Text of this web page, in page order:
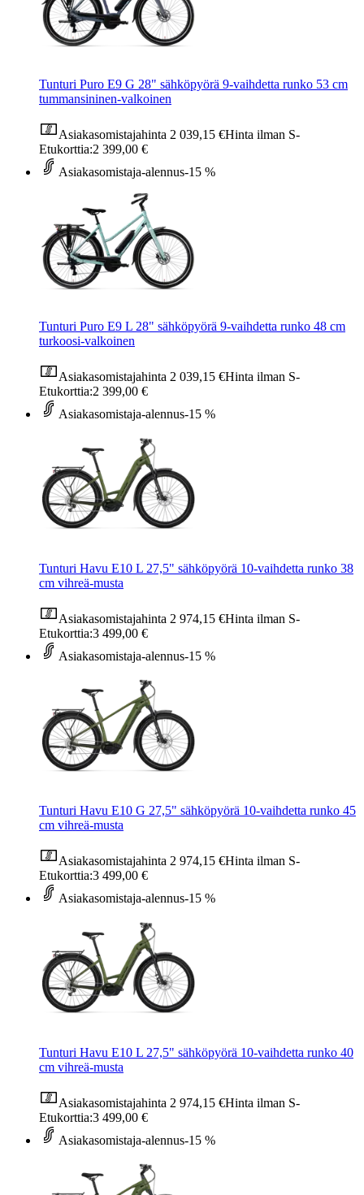
Tunturi Puro E9 G 28" sähköpyörä 9-vaihdetta runko 53 cm
tummansininen-valkoinen
Asiakasomistajahinta 2 039,15 €Hinta ilman S-
Etukorttia:2 399,00 €
Asiakasomistaja-alennus-15 %
Tunturi Puro E9 L 28" sähköpyörä 9-vaihdetta runko 48 cm
turkoosi-valkoinen
Asiakasomistajahinta 2 039,15 €Hinta ilman S-
Etukorttia:2 399,00 €
Asiakasomistaja-alennus-15 %
Tunturi Havu E10 L 27,5" sähköpyörä 10-vaihdetta runko 38
cm vihreä-musta
Asiakasomistajahinta 2 974,15 €Hinta ilman S-
Etukorttia:3 499,00 €
Asiakasomistaja-alennus-15 %
Tunturi Havu E10 G 27,5" sähköpyörä 10-vaihdetta runko 45
cm vihreä-musta
Asiakasomistajahinta 2 974,15 €Hinta ilman S-
Etukorttia:3 499,00 €
Asiakasomistaja-alennus-15 %
Tunturi Havu E10 L 27,5" sähköpyörä 10-vaihdetta runko 40
cm vihreä-musta
Asiakasomistajahinta 2 974,15 €Hinta ilman S-
Etukorttia:3 499,00 €
Asiakasomistaja-alennus-15 %